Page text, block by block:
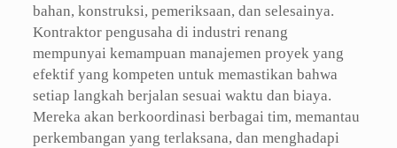
bahan, konstruksi, pemeriksaan, dan selesainya.
Kontraktor pengusaha di industri renang
mempunyai kemampuan manajemen proyek yang
efektif yang kompeten untuk memastikan bahwa
setiap langkah berjalan sesuai waktu dan biaya.
Mereka akan berkoordinasi berbagai tim, memantau
perkembangan yang terlaksana, dan menghadapi